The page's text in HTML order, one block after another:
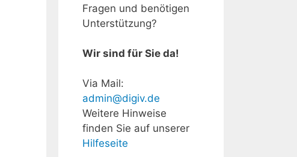
Fragen und benötigen
Unterstützung?
Wir sind für Sie da!
Via Mail:
admin@digiv.de
Weitere Hinweise
finden Sie auf unserer
Hilfeseite